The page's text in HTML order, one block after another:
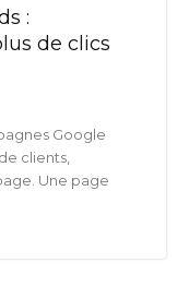
:
de clics
Google
clients,
Une page